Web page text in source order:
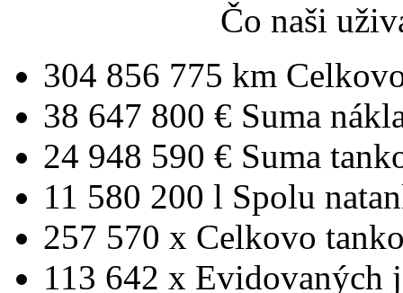
Čo naši
304 856 775 km
38 647 800 € Suma
24 948 590 € Suma
11 580 200 l Spolu
257 570 x Celkovo
113 642 x Evidovaných